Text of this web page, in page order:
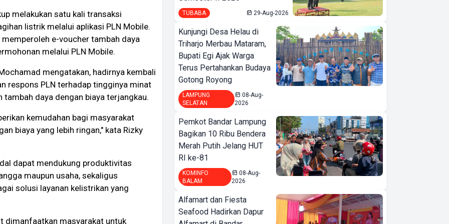
melakukan satu kali transaksi
listrik melalui aplikasi PLN Mobile.
e-voucher tambah daya
melalui PLN Mobile.
mengatakan, hadirnya kembali
respons PLN terhadap tingginya minat
daya dengan biaya terjangkau.
kemudahan bagi masyarakat
biaya yang lebih ringan," kata Rizky
dapat mendukung produktivitas
maupun usaha, sekaligus
solusi layanan kelistrikan yang
dimanfaatkan masyarakat untuk
TUBABA 29-Aug-2026
Kunjungi Desa Helau di
Triharjo Merbau Mataram,
Bupati Egi Ajak Warga
Terus Pertahankan Budaya
Gotong Royong
LAMPUNG
SELATAN
08-Aug-
2026
Pemkot Bandar Lampung
Bagikan 10 Ribu Bendera
Merah Putih Jelang HUT
RI ke-81
KOMINFO
BALAM
08-Aug-
2026
Alfamart dan Fiesta
Seafood Hadirkan Dapur